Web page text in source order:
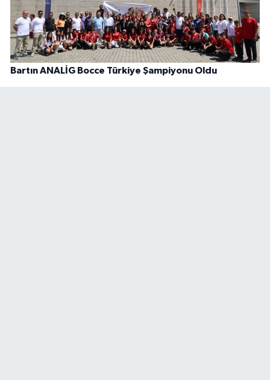
Bartın ANALİG Bocce Türkiye Şampiyonu Oldu